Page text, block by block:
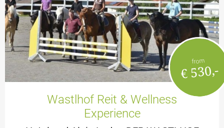
from
€ 530,-
Wastlhof Reit & Wellness
Experience